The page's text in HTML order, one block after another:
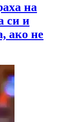
на
си и
ако не